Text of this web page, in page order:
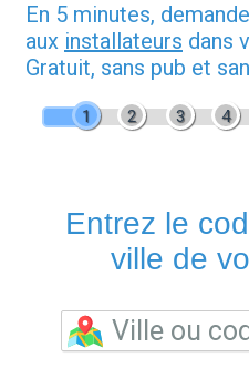
En 5 minutes,
aux installateurs dans
Gratuit, sans pub et
1 2 3 4
Entrez le
ville de